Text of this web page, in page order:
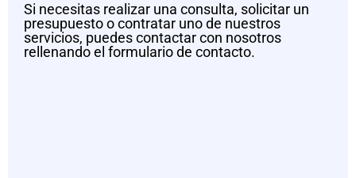
Si necesitas realizar una consulta, solicitar un
presupuesto o contratar uno de nuestros
servicios, puedes contactar con nosotros
rellenando el formulario de contacto.